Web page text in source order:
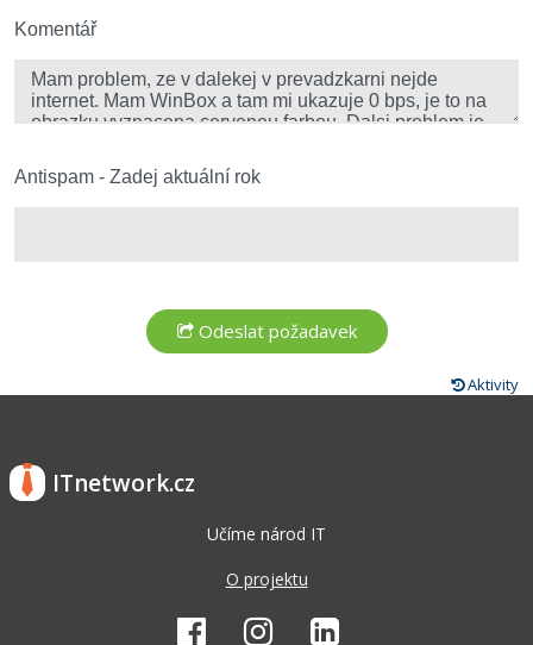
Fórum
Kybernetická bezpečnost
Komentář
Antispam - Zadej aktuální rok
Aktivity
ITnetwork.cz
Učíme národ IT
O projektu